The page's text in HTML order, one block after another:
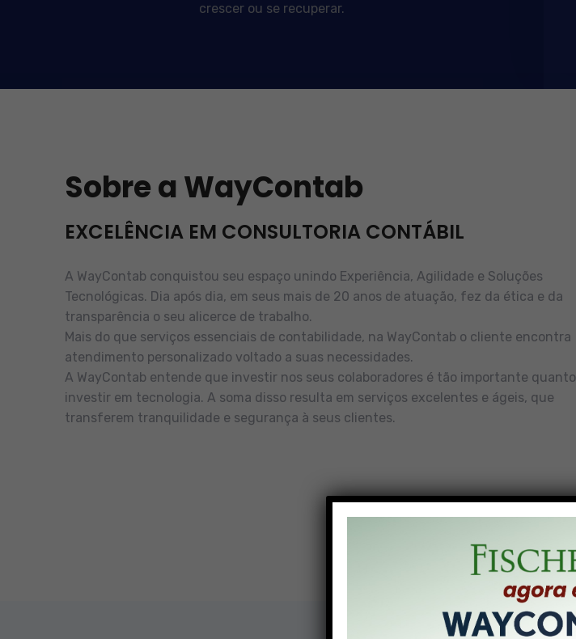
crescer ou se recuperar.
Sobre a WayContab
EXCELÊNCIA EM CONSULTORIA CONTÁBIL
A WayContab conquistou seu espaço unindo Experiência, Agilidade e Soluções
Tecnológicas. Dia após dia, em seus mais de 20 anos de atuação, fez da ética e da
transparência o seu alicerce de trabalho.
Mais do que serviços essenciais de contabilidade, na WayContab o cliente encontra
atendimento personalizado voltado a suas necessidades.
A WayContab entende que investir nos seus colaboradores é tão importante quanto
investir em tecnologia. A soma disso resulta em serviços excelentes e ágeis, que
transferem tranquilidade e segurança à seus clientes.